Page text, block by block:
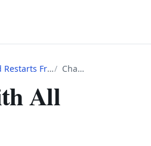
as Classless~ Chapter
All